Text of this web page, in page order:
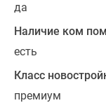
раздельными
санузлами.
панорамных
окон
резиденты
да
Наличие ком
есть
Класс
премиум